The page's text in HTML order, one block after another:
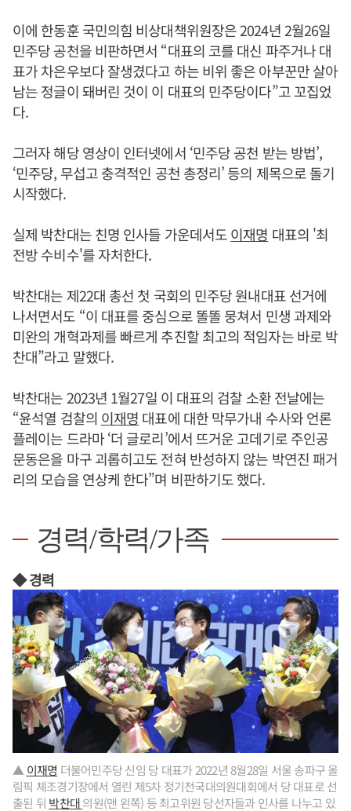
이에 한동훈 국민의힘 비상대책위원장은 2024년 2월26일
민주당 공천을 비판하면서 “대표의 코를 대신 파주거나 대
표가 차은우보다 잘생겼다고 하는 비위 좋은 아부꾼만 살아
남는 정글이 돼버린 것이 이 대표의 민주당이다”고 꼬집었
다.
그러자 해당 영상이 인터넷에서 ‘민주당 공천 받는 방법’,
‘민주당, 무섭고 충격적인 공천 총정리’ 등의 제목으로 돌기
시작했다.
실제 박찬대는 친명 인사들 가운데서도이재명 대표의 '최
전방 수비수'를 자처한다.
박찬대는 제22대 총선 첫 국회의 민주당 원내대표 선거에
나서면서도 “이 대표를 중심으로 똘똘 뭉쳐서 민생 과제와
미완의 개혁과제를 빠르게 추진할 최고의 적임자는 바로 박
찬대”라고 말했다.
박찬대는 2023년 1월27일 이 대표의 검찰 소환 전날에는
“윤석열 검찰의 이재명 대표에 대한 막무가내 수사와 언론
플레이는 드라마 ‘더 글로리’에서 뜨거운 고데기로 주인공
문동은을 마구 괴롭히고도 전혀 반성하지 않는 박연진 패거
리의 모습을 연상케 한다”며 비판하기도 했다.
경력/학력/가족
◆ 경력
▲ 이재명 더불어민주당 신임 당 대표가 2022년 8월28일 서울 송파구 올
림픽 체조경기장에서 열린 제5차 정기전국대의원대회에서 당 대표로 선
출된 뒤 박찬대의원(맨 왼쪽) 등 최고위원 당선자들과 인사를 나누고 있